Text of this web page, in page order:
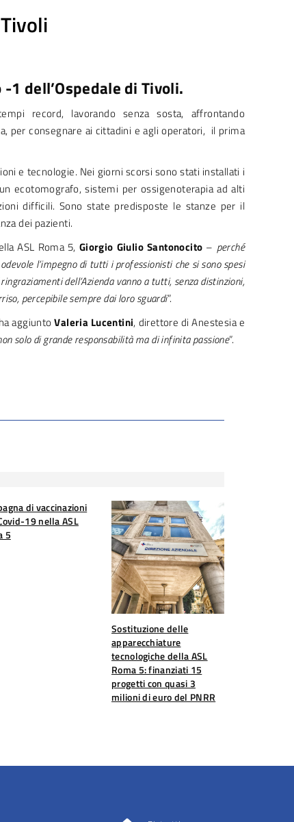
dell’Ospedale di Tivoli.
record, lavorando senza sosta, affrontando
per consegnare ai cittadini e agli operatori, il prima
e tecnologie. Nei giorni scorsi sono stati installati i
ecotomografo, sistemi per ossigenoterapia ad alti
difficili. Sono state predisposte le stanze per il
dei pazienti.
ASL Roma 5, Giorgio Giulio Santonocito – perché
l’impegno di tutti i professionisti che si sono spesi
dell’Azienda vanno a tutti, senza distinzioni,
percepibile sempre dai loro sguardi”.
aggiuntoValeria Lucentini, direttore di Anestesia e
solo di grande responsabilità ma di infinita passione”.
di vaccinazioni
19 nella ASL
5
Sostituzione delle
apparecchiature
tecnologiche della ASL
Roma 5: finanziati 15
progetti con quasi 3
milioni di euro del PNRR